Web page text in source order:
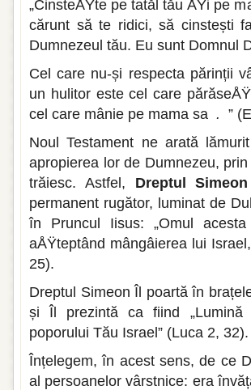
„CinsteÅŸte pe tatăl tău ÅŸi pe
cărunt să te ridici, să cinstești
Dumnezeul tău. Eu sunt Domnul
Cel care nu-și respecta părinții
un hulitor este cel care
cel care mânie pe mama sa . ”
Noul Testament ne arată
apropierea lor de Dumnezeu,
trăiesc. Astfel, Dreptul Simeon
permanent rugător, luminat de
în Pruncul Iisus: „Omul
aÅŸteptând mângâierea lui
25).
Dreptul Simeon Îl poartă în
și Îl prezintă ca fiind „Lumină
poporului Tău Israel” (Luca 2, 32).
Înțelegem, în acest sens, de ce
al persoanelor vârstnice: era